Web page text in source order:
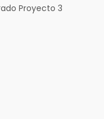
Proyecto 3